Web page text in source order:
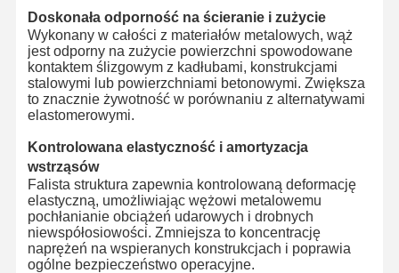
Węże ceramiczne
Wąż parowy
Węża górnicza
Wąż kwasu fosforowego
Węże metalowe
Pływające węże
Węże pancerne
Doskonała odporność na ścieranie i zużycie
Wykonany w całości z materiałów metalowych, wąż
jest odporny na zużycie powierzchni spowodowane
kontaktem ślizgowym z kadłubami, konstrukcjami
stalowymi lub powierzchniami betonowymi. Zwiększa
to znacznie żywotność w porównaniu z alternatywami
elastomerowymi.
Kontrolowana elastyczność i amortyzacja
wstrząsów
Falista struktura zapewnia kontrolowaną deformację
elastyczną, umożliwiając wężowi metalowemu
pochłanianie obciążeń udarowych i drobnych
niewspółosiowości. Zmniejsza to koncentrację
naprężeń na wspieranych konstrukcjach i poprawia
ogólne bezpieczeństwo operacyjne.